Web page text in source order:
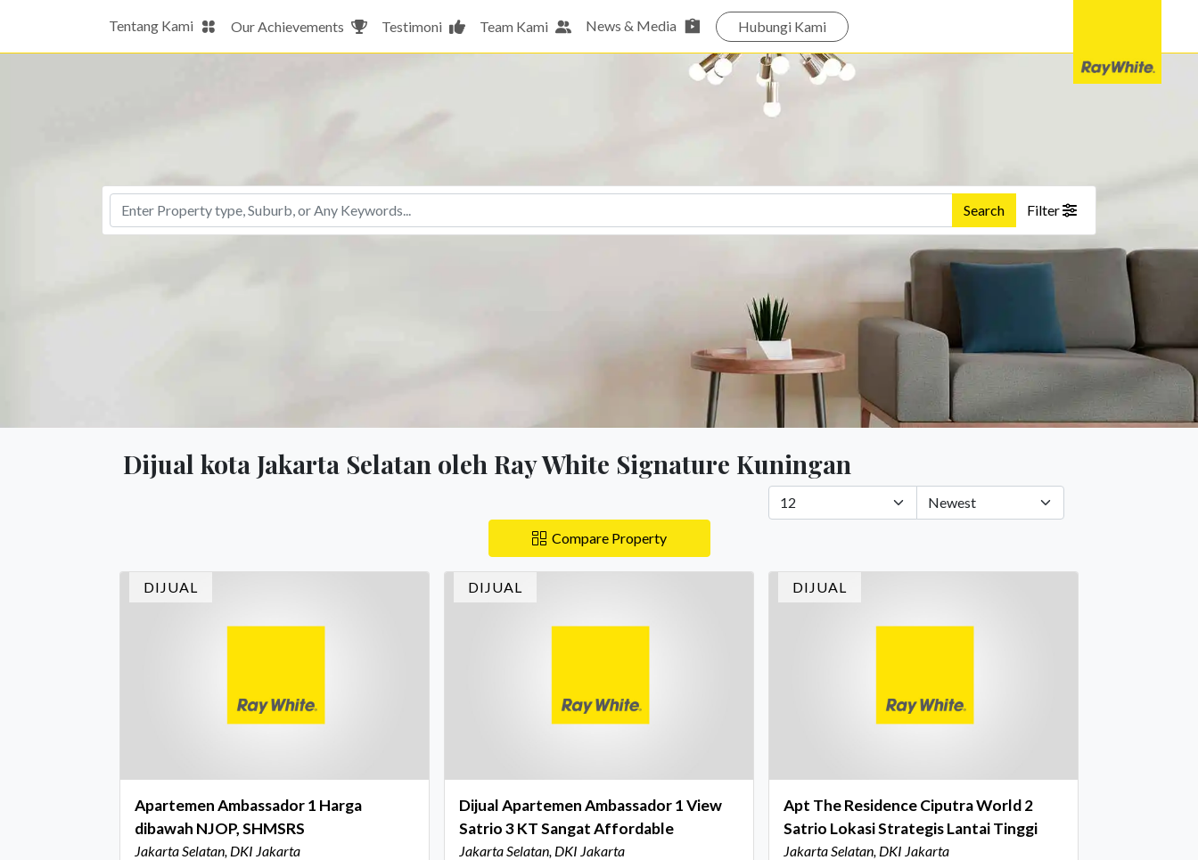
Tentang Kami Our Achievements Testimoni Team Kami News & Media Hubungi Kami
Search Filter
Dijual kota Jakarta Selatan oleh Ray White Signature Kuningan
Compare Property
DIJUAL
Apartemen Ambassador 1 Harga
dibawah NJOP, SHMSRS
Jakarta Selatan, DKI Jakarta
DIJUAL
Dijual Apartemen Ambassador 1 View
Satrio 3 KT Sangat Affordable
Jakarta Selatan, DKI Jakarta
DIJUAL
Apt The Residence Ciputra World 2
Satrio Lokasi Strategis Lantai Tinggi
Jakarta Selatan, DKI Jakarta